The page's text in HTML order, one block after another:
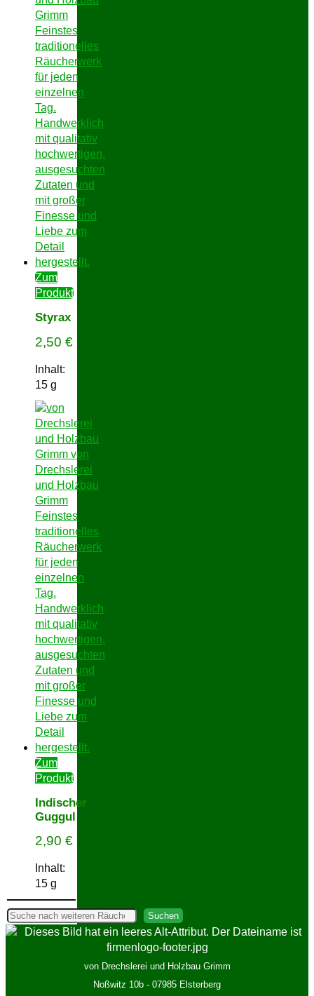
Zum
Produkt
Styrax
2,50€
Inhalt:
15g
Zum
Produkt
Indischer
Guggul
2,90€
Inhalt:
15g
Suchen Suchen
von Drechslerei und Holzbau Grimm
Noßwitz 10b - 07985 Elsterberg